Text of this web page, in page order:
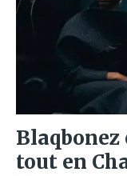
tout en